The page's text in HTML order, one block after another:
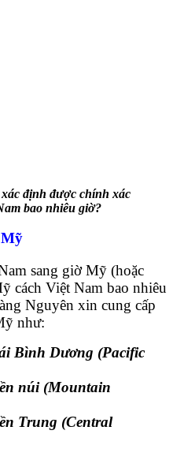
được chính xác
bao nhiêu giờ?
sang giờ Mỹ (hoặc
cách Việt Nam bao nhiêu
Nguyên xin cung cấp
như:
Bình Dương (Pacific
núi (Mountain
Trung (Central